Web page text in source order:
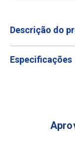
Descrição do
Especificações